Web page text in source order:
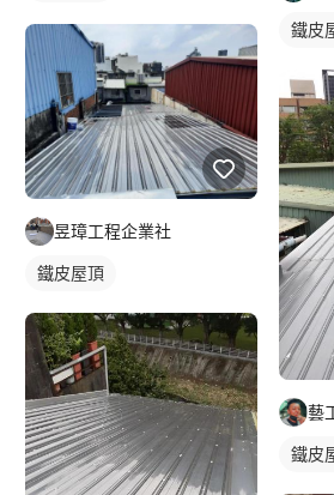
昱璋工程企業社
鐵皮屋頂
鐵皮
藝
鐵皮